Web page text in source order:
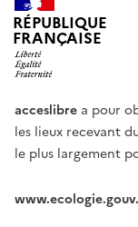
RÉPUBLIQUE
FRANÇAISE
acceslibre a pour
les lieux recevant
le plus largement